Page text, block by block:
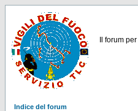
Il forum per
Indice del forum